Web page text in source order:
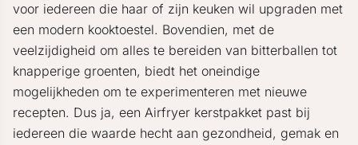
voor iedereen die haar of zijn keuken wil upgraden met
een modern kooktoestel. Bovendien, met de
veelzijdigheid om alles te bereiden van bitterballen tot
knapperige groenten, biedt het oneindige
mogelijkheden om te experimenteren met nieuwe
recepten. Dus ja, een Airfryer kerstpakket past bij
iedereen die waarde hecht aan gezondheid, gemak en